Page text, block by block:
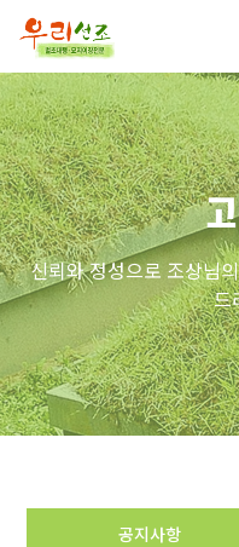
신뢰와 정성으로 조상님
드
공지사항